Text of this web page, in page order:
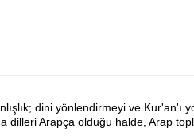
dini yönlendirmeyi ve
dilleri Arapça olduğu halde, Arap